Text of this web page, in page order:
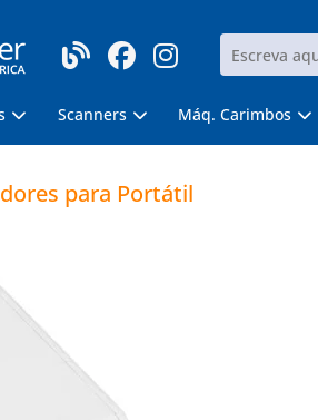
Scanners Máq. Carimbos
para Portátil